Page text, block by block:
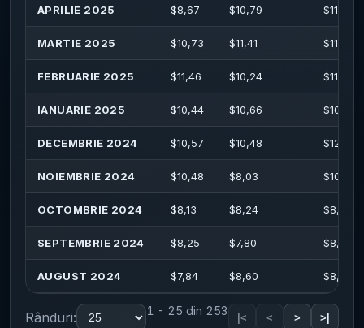
APRILIE 2025 $8,67 $10,79 $11,15
MARTIE 2025 $10,73 $11,41 $11,67
FEBRUARIE 2025 $11,46 $10,24 $11,90
IANUARIE 2025 $10,44 $10,66 $10,95
DECEMBRIE 2024 $10,57 $10,48 $12,70
NOIEMBRIE 2024 $10,48 $8,03 $10,51
OCTOMBRIE 2024 $8,13 $8,24 $8,35
SEPTEMBRIE 2024 $8,25 $7,80 $8,85
AUGUST 2024 $7,84 $8,60 $8,64
Rânduri: 1 - 25 din 253 |< < > >|